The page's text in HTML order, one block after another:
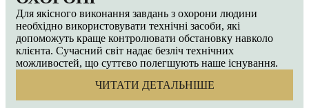
Для якісного виконання завдань з охорони людини
необхідно використовувати технічні засоби, які
допоможуть краще контролювати обстановку навколо
клієнта. Сучасний світ надає безліч технічних
можливостей, що суттєво полегшують наше існування.
ЧИТАТИ ДЕТАЛЬНІШЕ